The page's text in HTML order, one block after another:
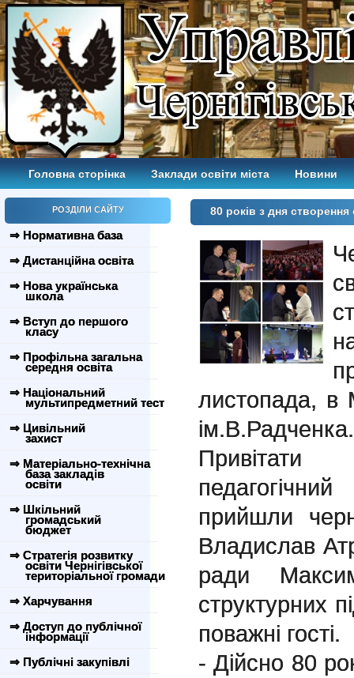
Головна сторінка Заклади освіти міста Новини
РОЗДІЛИ САЙТУ
⇒ Нормативна база
⇒ Дистанційна освіта
⇒ Нова українська
школа
⇒ Вступ до першого
класу
⇒ Профільна загальна
середня освіта
⇒ Національний
мультипредметний тест
⇒ Цивільний
захист
⇒ Матеріально-технічна
база закладів
освіти
⇒ Шкільний
громадський
бюджет
⇒ Стратегія розвитку
освіти Чернігівської
територіальної громади
⇒ Харчування
⇒ Доступ до публічної
інформації
⇒ Публічні закупівлі
80 років з дня
листопада, в
ім.В.Радченка.
Привітати
прийшли
Владислав
ради
структурних
поважні гості.
- Дійсно 80